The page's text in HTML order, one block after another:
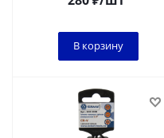
В корзину